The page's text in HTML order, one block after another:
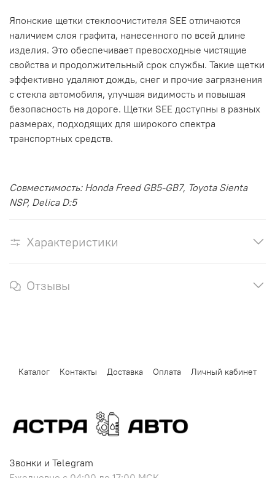
Японские щетки стеклоочистителя SEE отличаются
наличием слоя графита, нанесенного по всей длине
изделия. Это обеспечивает превосходные чистящие
свойства и продолжительный срок службы. Такие щетки
эффективно удаляют дождь, снег и прочие загрязнения
с стекла автомобиля, улучшая видимость и повышая
безопасность на дороге. Щетки SEE доступны в разных
размерах, подходящих для широкого спектра
транспортных средств.
Совместимость: Honda Freed GB5-GB7, Toyota Sienta
NSP, Delica D:5
Характеристики
Отзывы
Каталог Контакты Доставка Оплата Личный кабинет
Звонки и Telegram